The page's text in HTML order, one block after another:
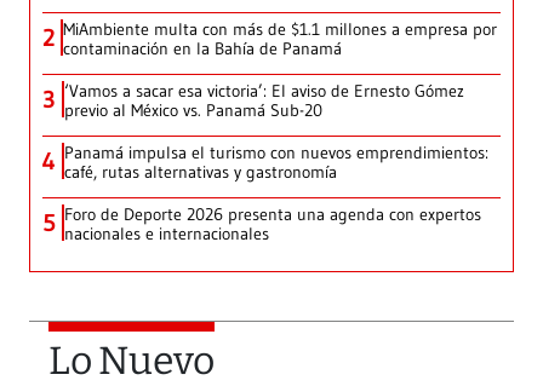
2 MiAmbiente multa con más de $1.1 millones a empresa por
contaminación en la Bahía de Panamá
3 ‘Vamos a sacar esa victoria’: El aviso de Ernesto Gómez
previo al México vs. Panamá Sub-20
4 Panamá impulsa el turismo con nuevos emprendimientos:
café, rutas alternativas y gastronomía
5 Foro de Deporte 2026 presenta una agenda con expertos
nacionales e internacionales
Lo Nuevo